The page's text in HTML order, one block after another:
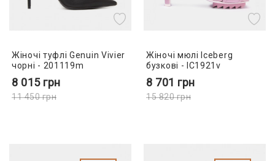
Жіночі туфлі Genuin Vivier
чорні - 201119m
8 015 грн
11 450грн
Жіночі мюлі Iceberg
бузкові - IC1921v
8 701 грн
15 820грн